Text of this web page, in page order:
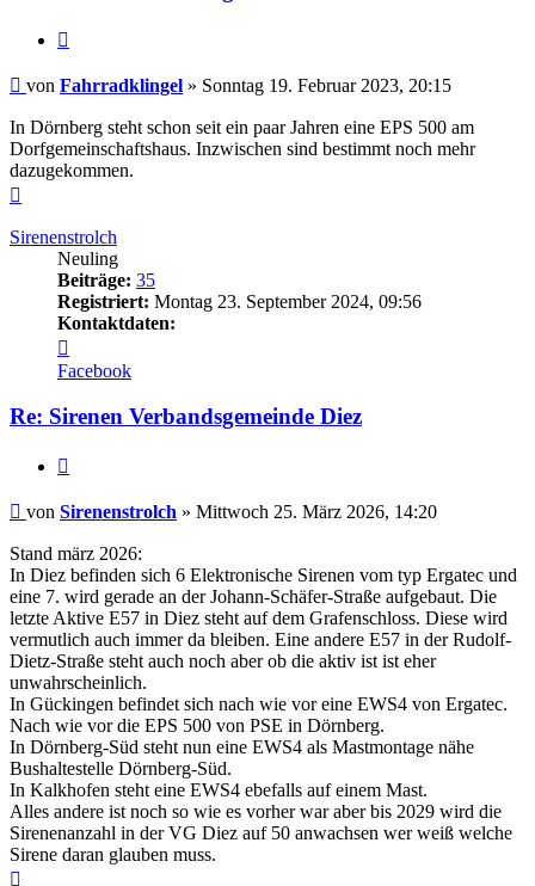
Beitrag
von Fahrradklingel » Sonntag 19. Februar 2023, 20:15
In Dörnberg steht schon seit ein paar Jahren eine EPS 500 am
Dorfgemeinschaftshaus. Inzwischen sind bestimmt noch mehr
dazugekommen.
Sirenenstrolch
Neuling
Beiträge: 35
Registriert: Montag 23. September 2024, 09:56
Kontaktdaten:
von
Sirenenstrolch
Facebook
Re: Sirenen Verbandsgemeinde Diez
Beitrag
von Sirenenstrolch » Mittwoch 25. März 2026, 14:20
Stand märz 2026:
In Diez befinden sich 6 Elektronische Sirenen vom typ Ergatec und
eine 7. wird gerade an der Johann-Schäfer-Straße aufgebaut. Die
letzte Aktive E57 in Diez steht auf dem Grafenschloss. Diese wird
vermutlich auch immer da bleiben. Eine andere E57 in der Rudolf-
Dietz-Straße steht auch noch aber ob die aktiv ist ist eher
unwahrscheinlich.
In Gückingen befindet sich nach wie vor eine EWS4 von Ergatec.
Nach wie vor die EPS 500 von PSE in Dörnberg.
In Dörnberg-Süd steht nun eine EWS4 als Mastmontage nähe
Bushaltestelle Dörnberg-Süd.
In Kalkhofen steht eine EWS4 ebefalls auf einem Mast.
Alles andere ist noch so wie es vorher war aber bis 2029 wird die
Sirenenanzahl in der VG Diez auf 50 anwachsen wer weiß welche
Sirene daran glauben muss.